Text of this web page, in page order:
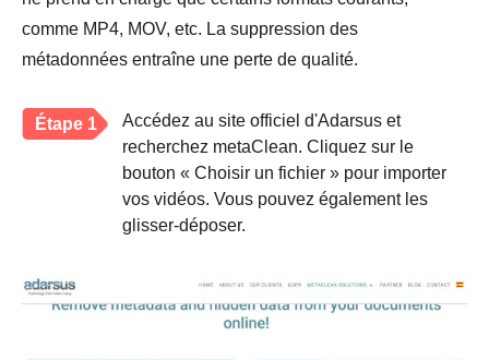
comme MP4, MOV, etc. La suppression des
métadonnées entraîne une perte de qualité.
Étape 1
Accédez au site officiel d'Adarsus et
recherchez metaClean. Cliquez sur le
bouton « Choisir un fichier » pour importer
vos vidéos. Vous pouvez également les
glisser-déposer.